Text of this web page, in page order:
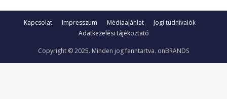
Kapcsolat Impresszum Médiaajánlat
Jogi tudnivalók
Adatkezelési tájékoztató
Copyright © 2025. Minden jog fenntartva. onBRANDS